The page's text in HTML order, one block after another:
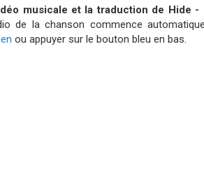
musicale et la traduction de Hide -
de la chanson commence
ou appuyer sur le bouton bleu en bas.